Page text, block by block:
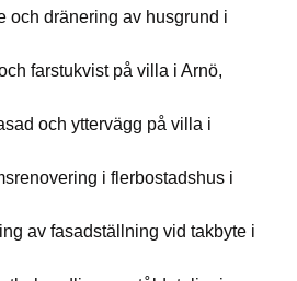
och dränering av husgrund i
farstukvist på villa i Arnö,
och yttervägg på villa i
i flerbostadshus i
av fasadställning vid takbyte i